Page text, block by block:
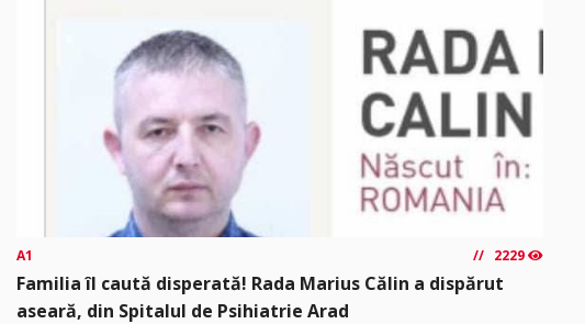
A1 2229
Familia îl caută disperată! Rada Marius Călin a dispărut
aseară, din Spitalul de Psihiatrie Arad